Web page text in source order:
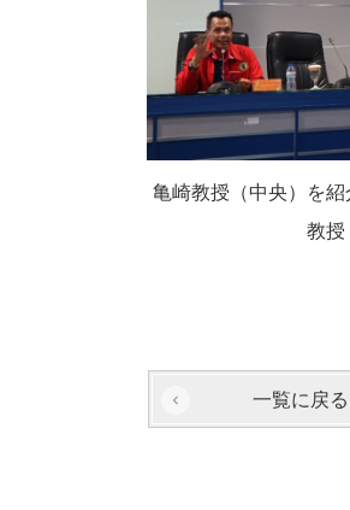
亀崎教授（中央）を
教授
一覧に戻る